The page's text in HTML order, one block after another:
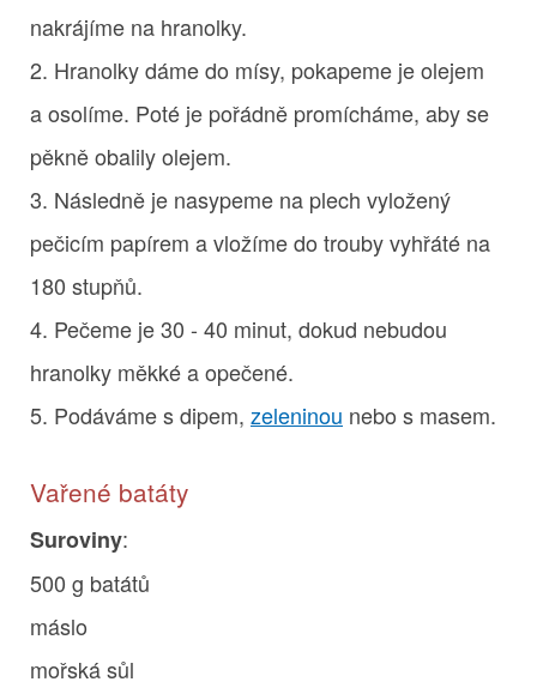
nakrájíme na hranolky.
2. Hranolky dáme do mísy, pokapeme je olejem
a osolíme. Poté je pořádně promícháme, aby se
pěkně obalily olejem.
3. Následně je nasypeme na plech vyložený
pečicím papírem a vložíme do trouby vyhřáté na
180 stupňů.
4. Pečeme je 30 - 40 minut, dokud nebudou
hranolky měkké a opečené.
5. Podáváme s dipem, zeleninou nebo s masem.
Vařené batáty
Suroviny:
500 g batátů
máslo
mořská sůl